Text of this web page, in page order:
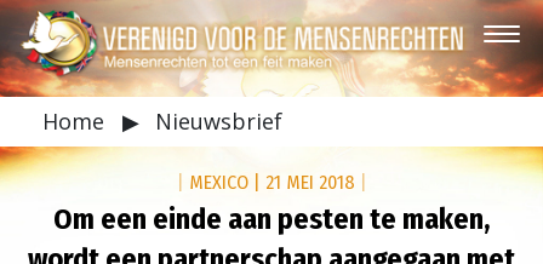
Home ▶ Nieuwsbrief
MEXICO 21 MEI 2018
Om een einde aan pesten te maken,